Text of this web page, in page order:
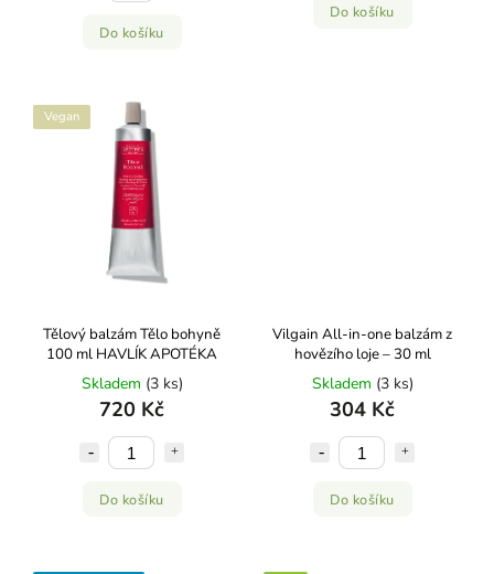
Do košíku
Do košíku
Vegan
Tělový balzám Tělo bohyně
100 ml HAVLÍK APOTÉKA
Skladem (3 ks)
720 Kč
Do košíku
Vilgain All-in-one balzám z
hovězího loje – 30 ml
Skladem (3 ks)
304 Kč
Do košíku